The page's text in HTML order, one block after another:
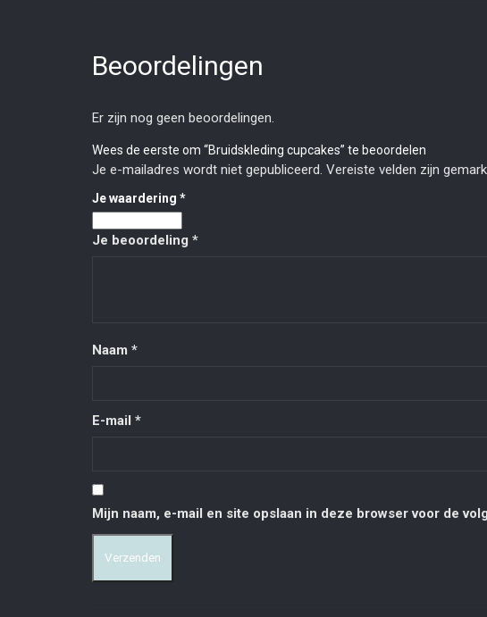
Beoordelingen
Er zijn nog geen beoordelingen.
Wees de eerste om “Bruidskleding cupcakes” te beoordelen
Je e-mailadres wordt niet gepubliceerd. Vereiste velden zijn
Je waardering *
Je beoordeling *
Naam *
E-mail *
Mijn naam, e-mail en site opslaan in deze browser voor de